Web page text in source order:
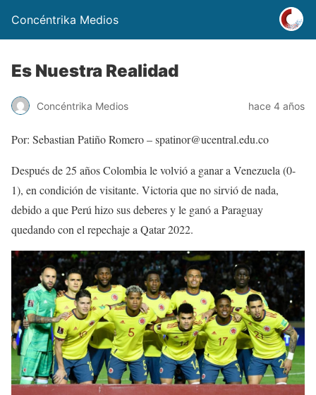
Concéntrika Medios
Es Nuestra Realidad
Concéntrika Medios hace 4 años
Por: Sebastian Patiño Romero – spatinor@ucentral.edu.co
Después de 25 años Colombia le volvió a ganar a Venezuela (0-
1), en condición de visitante. Victoria que no sirvió de nada,
debido a que Perú hizo sus deberes y le ganó a Paraguay
quedando con el repechaje a Qatar 2022.